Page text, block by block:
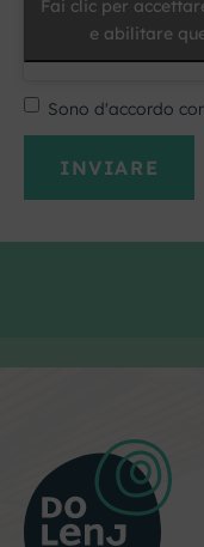
Fai clic per
e abilitare
Sono d'accordo